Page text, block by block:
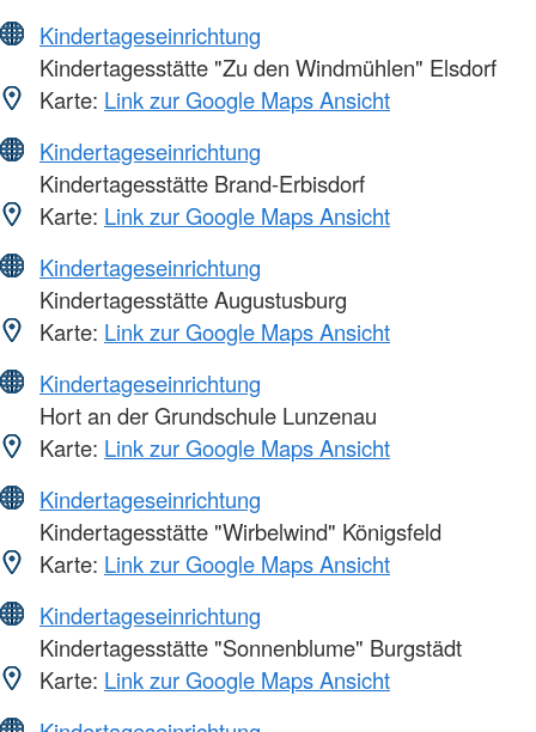
Kindertageseinrichtung
Kindertagesstätte "Zu den Windmühlen" Elsdorf
Karte: Link zur Google Maps Ansicht
Kindertageseinrichtung
Kindertagesstätte Brand-Erbisdorf
Karte: Link zur Google Maps Ansicht
Kindertageseinrichtung
Kindertagesstätte Augustusburg
Karte: Link zur Google Maps Ansicht
Kindertageseinrichtung
Hort an der Grundschule Lunzenau
Karte: Link zur Google Maps Ansicht
Kindertageseinrichtung
Kindertagesstätte "Wirbelwind" Königsfeld
Karte: Link zur Google Maps Ansicht
Kindertageseinrichtung
Kindertagesstätte "Sonnenblume" Burgstädt
Karte: Link zur Google Maps Ansicht